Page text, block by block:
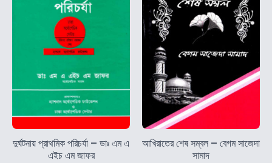
দুর্ঘটনায় প্রাথমিক পরিচর্যা – ডাঃ এম এ
এইচ এম জাফর
আখিরাতের শেষ সম্বল – বেগম সাজেদা
সামাদ